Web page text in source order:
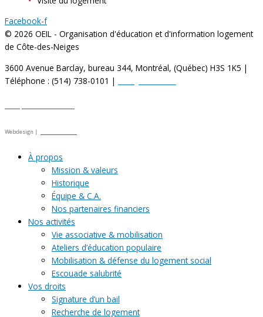
Facebook-f
© 2026 OEIL - Organisation d'éducation et d'information logement
de Côte-des-Neiges
3600 Avenue Barclay, bureau 344, Montréal, (Québec) H3S 1K5 |
Téléphone : (514) 738-0101 |
Webdesign |
À propos
Mission & valeurs
Historique
Équipe & C.A.
Nos partenaires financiers
Nos activités
Vie associative & mobilisation
Ateliers d’éducation populaire
Mobilisation & défense du logement social
Escouade salubrité
Vos droits
Signature d’un bail
Recherche de logement